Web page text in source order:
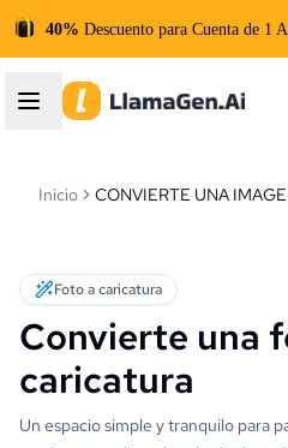
40% Descuento para Cuenta de 1
Inicio CONVIERTE UNA
Foto a caricatura
Convierte una
caricatura
Un espacio simple y tranquilo para